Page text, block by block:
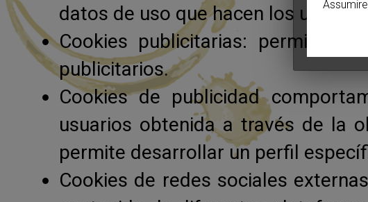
datos de uso que hacen los
Cookies publicitarias: permiten
publicitarios.
Cookies de publicidad
usuarios obtenida a través de la
permite desarrollar un perfil
Cookies de redes sociales